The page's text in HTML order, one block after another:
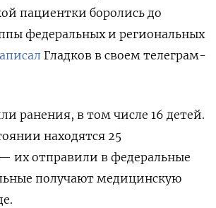
пациентки боролись до
федеральных и региональных
Гладков в своем телеграм-
ранения, в том числе 16 детей.
находятся 25
их отправили в федеральные
получают медицинскую